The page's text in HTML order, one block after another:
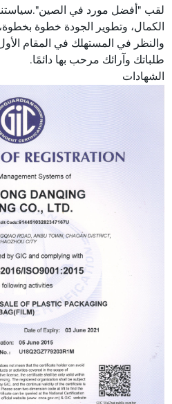
لقب "أفضل مورد في
الكمال، وتطوير الجودة خطوة
والنظر في المستهلك في المقام
طلباتك وآرائك مرحب بها دائمًا.
الشهادات